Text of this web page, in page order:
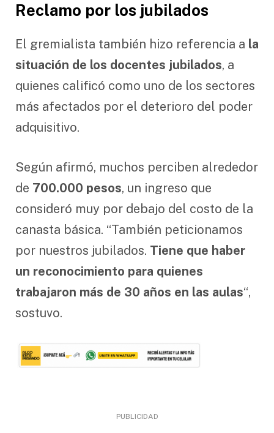
Reclamo por los jubilados
El gremialista también hizo referencia a la
situación de los docentes jubilados, a
quienes calificó como uno de los sectores
más afectados por el deterioro del poder
adquisitivo.
Según afirmó, muchos perciben alrededor
de 700.000 pesos, un ingreso que
consideró muy por debajo del costo de la
canasta básica. “También peticionamos
por nuestros jubilados. Tiene que haber
un reconocimiento para quienes
trabajaron más de 30 años en las aulas“,
sostuvo.
PUBLICIDAD